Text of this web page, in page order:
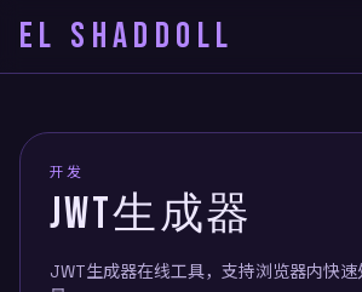
EL SHADDOLL
开发
JWT生成器
JWT生成器在线工具，支持浏览器内快